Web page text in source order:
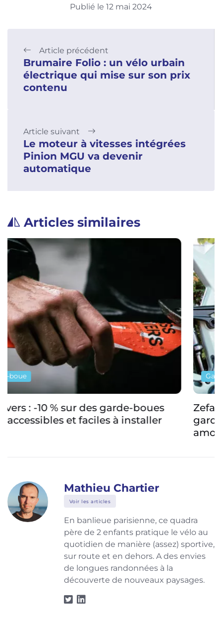
Publié le 12 mai 2024
Article précédent
Brumaire Folio : un vélo urbain
électrique qui mise sur son prix
contenu
Article suivant
Le moteur à vitesses intégrées
Pinion MGU va devenir
automatique
Articles similaires
Garde-boue
Zefal : des fixations ingénieuses pour des
garde-boues enveloppants facilement
Mathieu Chartier
Voir les articles
En banlieue parisienne, ce quadra
père de 2 enfants pratique le vélo au
quotidien de manière (assez) sportive,
sur route et en dehors. A des envies
de longues randonnées à la
découverte de nouveaux paysages.